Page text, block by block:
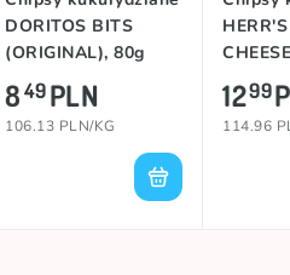
DORITOS BITS
(ORIGINAL), 80g
849PLN
106.13 PLN/KG
1299
114.96